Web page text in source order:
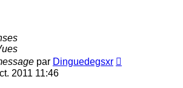
par Dinguedegsxr
2011 11:46